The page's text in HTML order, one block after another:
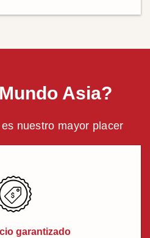
Asia?
nuestro mayor placer
garantizado